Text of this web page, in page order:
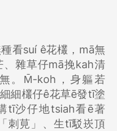
看suí ê花欉，mā無
雜草仔mā挽kah清
。M̄-koh，身軀若
細欉仔ê花草ē發tī塗
tī沙仔地tsiah看ē著
刺莧」、生tī駁崁頂